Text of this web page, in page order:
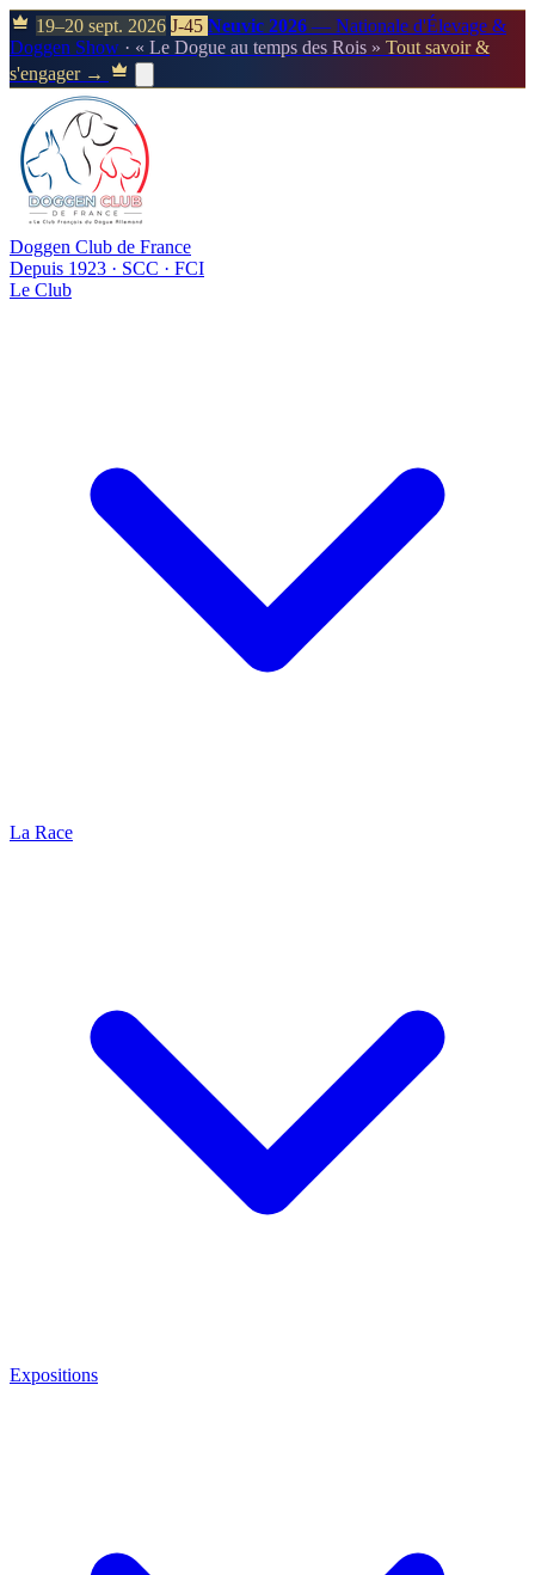
19–20 sept. 2026 J-45 Neuvic 2026 — Nationale d'Élevage &
Doggen Show · « Le Dogue au temps des Rois » Tout savoir &
s'engager →
Doggen Club de France
Depuis 1923 · SCC · FCI
Le Club
La Race
Expositions